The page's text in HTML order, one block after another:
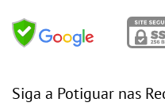
Siga a Potiguar nas